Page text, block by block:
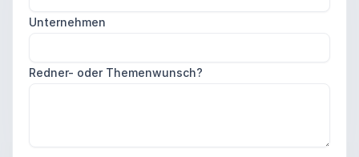
Unternehmen
Redner- oder Themenwunsch?